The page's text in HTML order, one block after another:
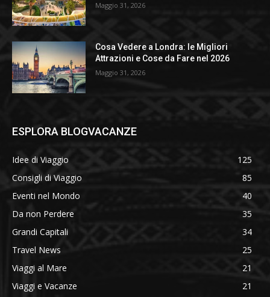
Maggio 31, 2026
Cosa Vedere a Londra: le Migliori
Attrazioni e Cose da Fare nel 2026
Maggio 31, 2026
ESPLORA BLOGVACANZE
Idee di Viaggio
125
Consigli di Viaggio
85
Eventi nel Mondo
40
Da non Perdere
35
Grandi Capitali
34
Travel News
25
Viaggi al Mare
21
Viaggi e Vacanze
21